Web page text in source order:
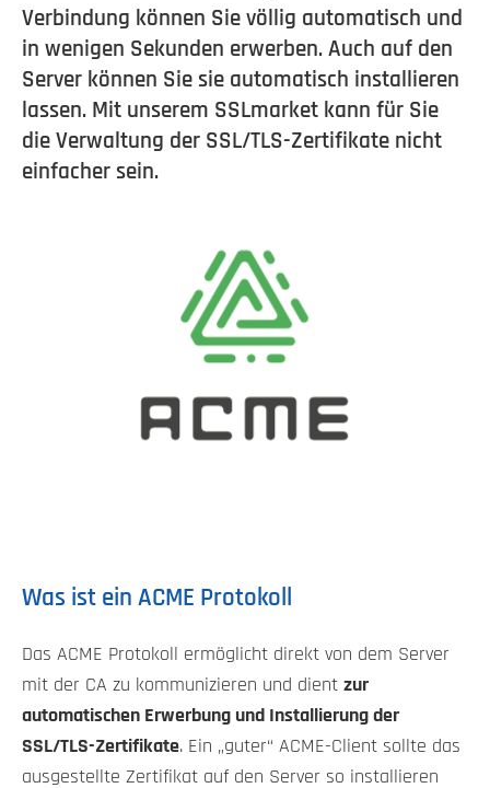
Verbindung können Sie völlig automatisch und
in wenigen Sekunden erwerben. Auch auf den
Server können Sie sie automatisch installieren
lassen. Mit unserem SSLmarket kann für Sie
die Verwaltung der SSL/TLS-Zertifikate nicht
einfacher sein.
Was ist ein ACME Protokoll
Das ACME Protokoll ermöglicht direkt von dem Server
mit der CA zu kommunizieren und dient zur
automatischen Erwerbung und Installierung der
SSL/TLS-Zertifikate. Ein „guter“ ACME-Client sollte das
ausgestellte Zertifikat auf den Server so installieren